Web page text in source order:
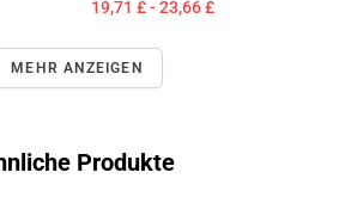
19,71 £ - 23,66 £
MEHR ANZEIGEN
Produkte